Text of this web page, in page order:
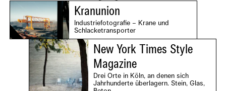
Kranunion
Industriefotografie – Krane und
Schlacketransporter
New York Times Style
Magazine
Drei Orte in Köln, an denen sich
Jahrhunderte überlagern. Stein, Glas,